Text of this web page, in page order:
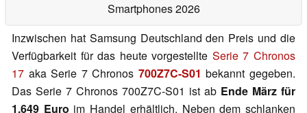
Smartphones 2026
Inzwischen hat Samsung Deutschland den Preis und die
Verfügbarkeit für das heute vorgestellte Serie 7 Chronos
17 aka Serie 7 Chronos 700Z7C-S01 bekannt gegeben.
Das Serie 7 Chronos 700Z7C-S01 ist ab Ende März für
1.649 Euro im Handel erhältlich. Neben dem schlanken